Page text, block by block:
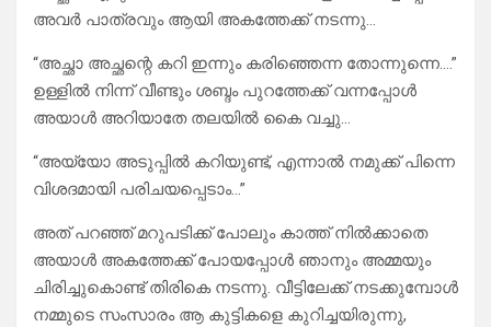
അവർ പാത്രവും ആയി അകത്തേക്ക് നടന്നു…
“അച്ഛാ അച്ഛന്റെ കറി ഇന്നും കരിഞ്ഞെന്ന തോന്നുന്നെ….”
ഉള്ളിൽ നിന്ന് വീണ്ടും ശബ്ദം പുറത്തേക്ക് വന്നപ്പോൾ
അയാൾ അറിയാതേ തലയിൽ കൈ വച്ചു…
“അയ്യോ അടുപ്പിൽ കറിയുണ്ട്, എന്നാൽ നമുക്ക് പിന്നെ
വിശദമായി പരിചയപ്പെടാം…”
അത് പറഞ്ഞ് മറുപടിക്ക് പോലും കാത്ത് നിൽക്കാതെ
അയാൾ അകത്തേക്ക് പോയപ്പോൾ ഞാനും അമ്മയും
ചിരിച്ചുകൊണ്ട് തിരികെ നടന്നു. വീട്ടിലേക്ക് നടക്കുമ്പോൾ
നമ്മുടെ സംസാരം ആ കുട്ടികളെ കുറിച്ചയിരുന്നു,